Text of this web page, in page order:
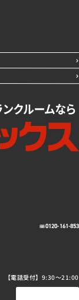
0120-161-853
【電話受付】9:30～21:00